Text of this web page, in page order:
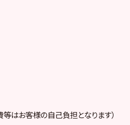
はお客様の自己負担となります）